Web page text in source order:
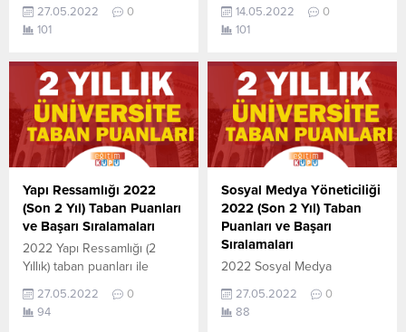
güncel
puanlardır. Nanoteknoloji...
yayınlanmış olan en son
güncel...
En güncel haline aşağıdaki
tablodan ulaşabilirsiniz.
sıralama.2022 TYT AYT (YKS)
Taban Puanları, Kontenjanları
ve Başarı Sıralamaları
aşağıdaki gibidir. Bu puanlar
2021 ve 2020 yılına ait
önlisans (iki yıllık )üniversite
yerleştirme
puanlarıdır. Sayfamızdaki
verilerin tamamı ÖSYM ve
YÖK (YÖKATLAS) tarafından...
27.05.2022
0
101
Makineleri Mühendisliği
taban puanları ile başarı
güncel haline aşağıdaki
tablodan ulaşabilirsiniz. 2022
TYT AYT (YKS) Taban
Puanları ve Başarı
Sıralamaları son 4 yıla ait
veriler aşağıdaki gibidir. Bu
puanlar 2021, 2020, 2019 ve
2018 yıllarına ait Üniversite
yerleştirme
puanlarıdır. Sayfamızdaki
tamamı ÖSYM ve YÖK-
YÖKATLAS tarafından
yayınlanmış olan...
14.05.2022
0
101
Yapı Ressamlığı 2022
(Son 2 Yıl) Taban Puanları
ve Başarı Sıralamaları
2022 Yapı Ressamlığı (2
Yıllık) taban puanları ile
En güncel haline aşağıdaki
tablodan ulaşabilirsiniz. Yapı
27.05.2022
0
94
Sosyal Medya Yöneticiliği
2022 (Son 2 Yıl) Taban
Puanları ve Başarı
Sıralamaları
2022 Sosyal Medya
puanları ile başarı
sıralamaları açıklandı. En
27.05.2022
0
88